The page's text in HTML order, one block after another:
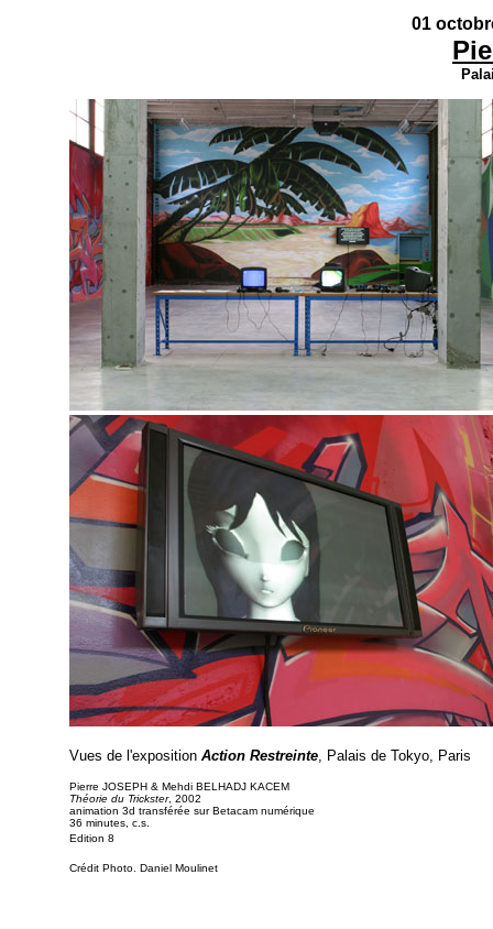
01
Vues de l'exposition Action Restreinte, Palais de Tokyo, Paris
Pierre JOSEPH & Mehdi BELHADJ KACEM
Théorie du Trickster, 2002
animation 3d transférée sur Betacam numérique
36 minutes, c.s.
Edition 8
Crédit Photo. Daniel Moulinet